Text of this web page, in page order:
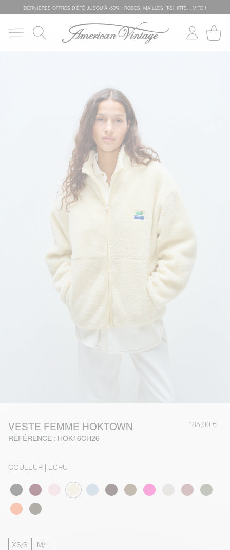
DERNIÈRES OFFRES D'ÉTÊ JUSQU'À -50% : ROBES, MAILLES, T-SHIRTS... VITE !
VESTE FEMME HOKTOWN
RÉFÉRENCE : HOK16CH26
185,00 €
COULEUR | ECRU
XS/S M/L